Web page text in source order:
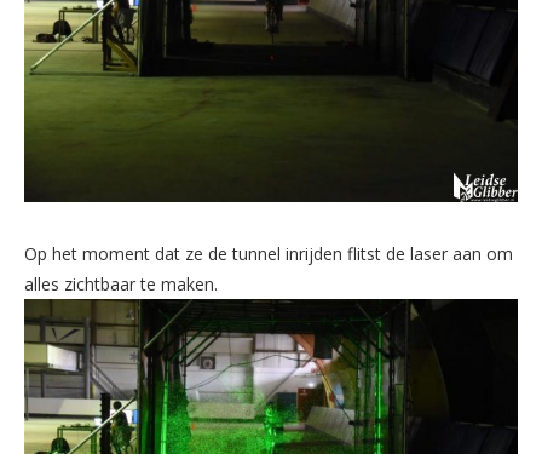
Op het moment dat ze de tunnel inrijden flitst de laser aan om
alles zichtbaar te maken.